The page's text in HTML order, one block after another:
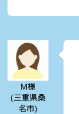
M様
(三重県桑
名市)